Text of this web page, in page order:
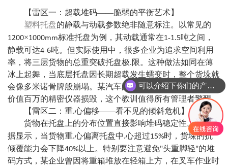
【雷区一：超载堆码——脆弱的平衡艺术】
塑料托盘的静载与动载参数绝非随意标注。以常见的
1200×1000mm标准托盘为例，其动载通常在1-1.5吨之间，
静载可达4-6吨。但实际使用中，很多企业为追求空间利用
率，将三层货物的总重突破托盘极.限。这种做法如同在薄
冰上起舞，当底层托盘因长期超载发生蠕变时，整个货垛就
会像多米诺骨牌般崩塌。某汽车配件仓库曾因堆码超重导致
价值百万的精密仪器损毁，这个教训值得所有管理者警醒。
【雷区二：重.心偏移——看不见的倾斜危机】
货物在托盘上的分布位置直接影响堆码稳定性。实验数
据显示，当货物重.心偏离托盘中.心超过15%时，货垛的抗
倾覆能力会下降40%以上。特别要注意避免"头重脚轻"的堆
码方式，某企业曾因将重箱堆放在轻箱上方，在叉车作业时
可以介绍下你们的产品么？